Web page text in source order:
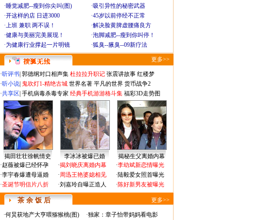
·睡觉减肥--瘦到你尖叫(图) ·吸引异性的秘密武器
·开这样的店 日进3000 ·45岁以前停经不正常
·上班 兼职 两不误！ ·解决脸黄脾虚腰痛良方
·健康与美丽完美展现！ ·泡脚减肥--瘦到你叫停！
·为健康行业撑起一片明镜 ·狐臭--腋臭--09新疗法
更多>>
·听评书 郭德纲对口相声集 杜拉拉升职记 张震讲故事 红楼梦
·听小说 鬼吹灯1-精绝古城 世界名著 平凡的世界 货币战争2
·共享区 手机病毒杀毒专家 经典手机游游格斗集 福彩3D走势图
揭田壮壮徐帆情史 李冰冰被爆已婚
揭秘生父离婚内幕
·赵薇被爆已经怀孕
·李宇春爆遭母逼婚
·圣诞节明信片八折
·揭刘晓庆离婚内幕
·周迅王艳婆媳相见
·刘嘉玲自曝正造人
·李幼斌新恋情曝光
·陆毅爱女照首曝光
·陈好新男友被曝光
茶 余 饭 后 更多>>
·何炅获地产大亨喂猕猴桃(图) ·独家：章子怡带妈妈看电影